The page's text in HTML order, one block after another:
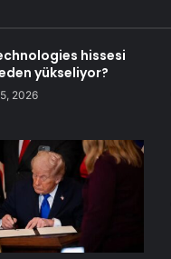
hissesi
yükseliyor?
2026